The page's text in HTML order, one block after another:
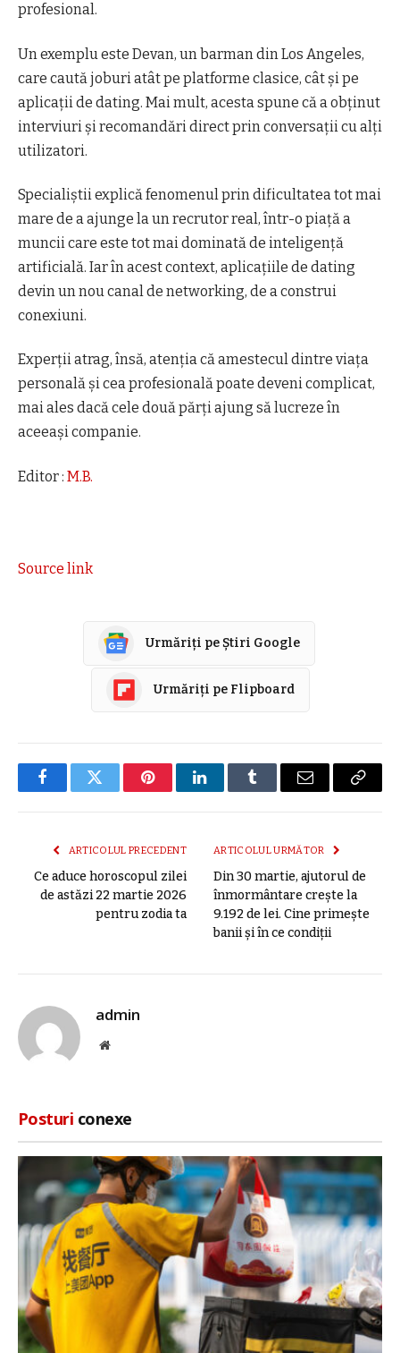
profesional.
Un exemplu este Devan, un barman din Los Angeles,
care caută joburi atât pe platforme clasice, cât și pe
aplicații de dating. Mai mult, acesta spune că a obținut
interviuri și recomandări direct prin conversații cu alți
utilizatori.
Specialiștii explică fenomenul prin dificultatea tot mai
mare de a ajunge la un recrutor real, într-o piață a
muncii care este tot mai dominată de inteligență
artificială. Iar în acest context, aplicațiile de dating
devin un nou canal de networking, de a construi
conexiuni.
Experții atrag, însă, atenția că amestecul dintre viața
personală și cea profesională poate deveni complicat,
mai ales dacă cele două părți ajung să lucreze în
aceeași companie.
Editor : M.B.
Source link
Urmăriți pe Știri Google
Urmăriți pe Flipboard
FacebookTwitter PinterestLinkedInTumblr E-
ARTICOLUL PRECEDENT
Ce aduce horoscopul zilei
de astăzi 22 martie 2026
pentru zodia ta
ARTICOLUL URMĂTOR
Din 30 martie, ajutorul de
înmormântare crește la
9.192 de lei. Cine primește
banii și în ce condiții
admin
Site
Posturi conexe